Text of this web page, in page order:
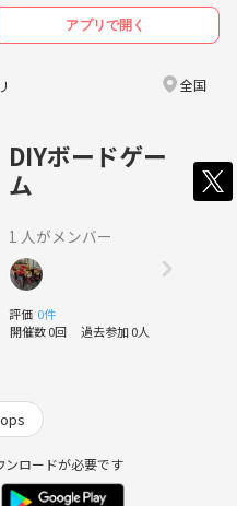
アプリで開く
全国
DIYボードゲー
ム
1 人がメンバー
評価 0件
開催数 0回 過去参加 0人
ンロードが必要です